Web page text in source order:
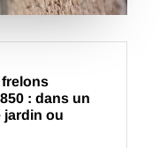
: dans un
jardin ou